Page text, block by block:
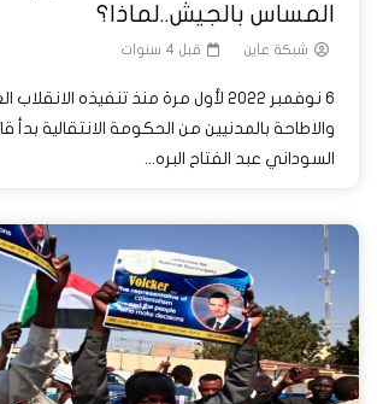
المساس بالجيش..لماذا؟
شبكة عاين قبل 4 سنوات
6 نوفمبر 2022 لأول مرة منذ تنفيذه
والاطاحة بالمدنيين من الحكومة الانتقالية بدأ
السوداني عبد الفتاح البره...